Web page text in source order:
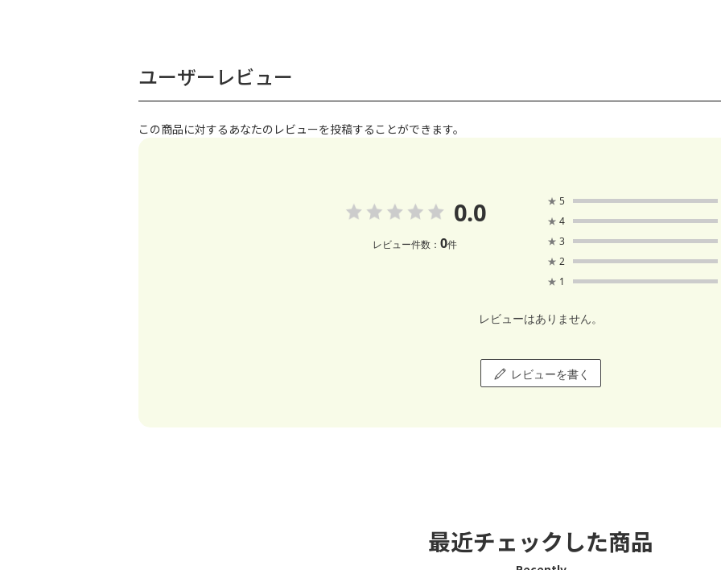
ユーザーレビュー
この商品に対するあなたのレビューを投稿することができます。
0.0
レビュー件数： 0件
★ 5
★ 4
★ 3
★ 2
★ 1
レビューはありません。
レビューを書く
最近チェックした商品